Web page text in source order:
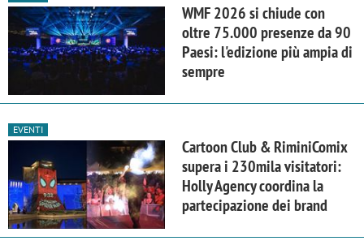
WMF 2026 si chiude con
oltre 75.000 presenze da 90
Paesi: l'edizione più ampia di
sempre
EVENTI
Cartoon Club & RiminiComix
supera i 230mila visitatori:
Holly Agency coordina la
partecipazione dei brand